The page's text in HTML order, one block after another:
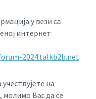
у вези са
интернет
2024.talkb2b.net
на
Вас да се